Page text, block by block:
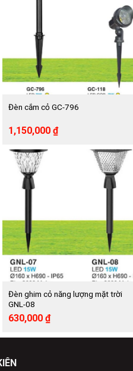
Đèn cắm cỏ GC-796
Giá
là:
1,930,000 ₫.
1,150,000 ₫Giá
1,150,000 ₫.
Đèn ghim cỏ năng lượng mặt trời
GNL-08
Giá
là:
630,000 ₫Giá
hiện
tại